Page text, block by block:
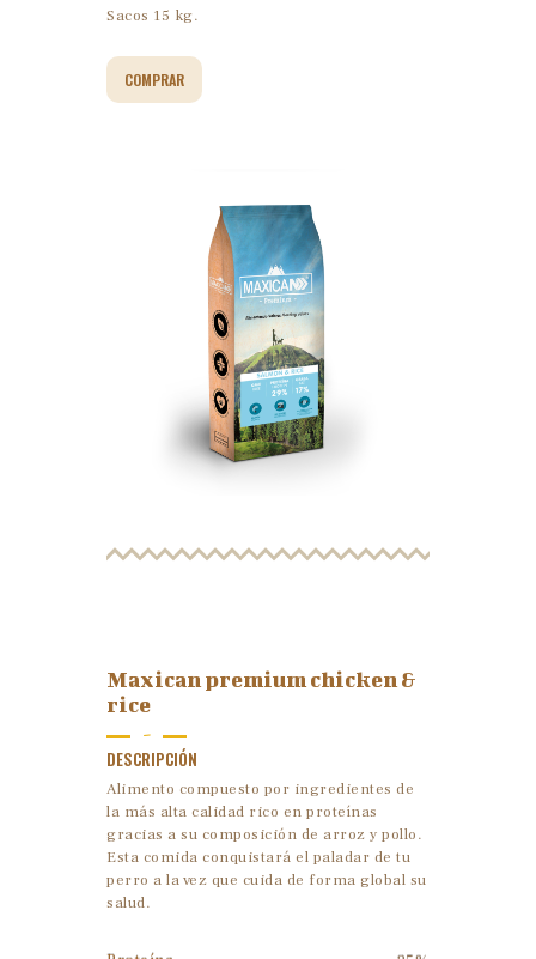
Sacos 15 kg.
COMPRAR
-
Maxican premium chicken &
rice
DESCRIPCIÓN
Alimento compuesto por ingredientes de
la más alta calidad rico en proteínas
gracias a su composición de arroz y pollo.
Esta comida conquistará el paladar de tu
perro a la vez que cuida de forma global su
salud.